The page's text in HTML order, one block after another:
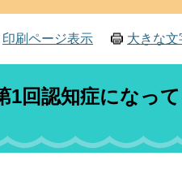
印刷ページ表示 大きな
1回認知症になっ